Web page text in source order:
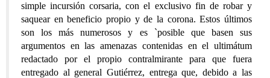
simple incursión corsaria, con el exclusivo fin de robar y
saquear en beneficio propio y de la corona. Estos últimos
son los más numerosos y es `posible que basen sus
argumentos en las amenazas contenidas en el ultimátum
redactado por el propio contralmirante para que fuera
entregado al general Gutiérrez, entrega que, debido a las